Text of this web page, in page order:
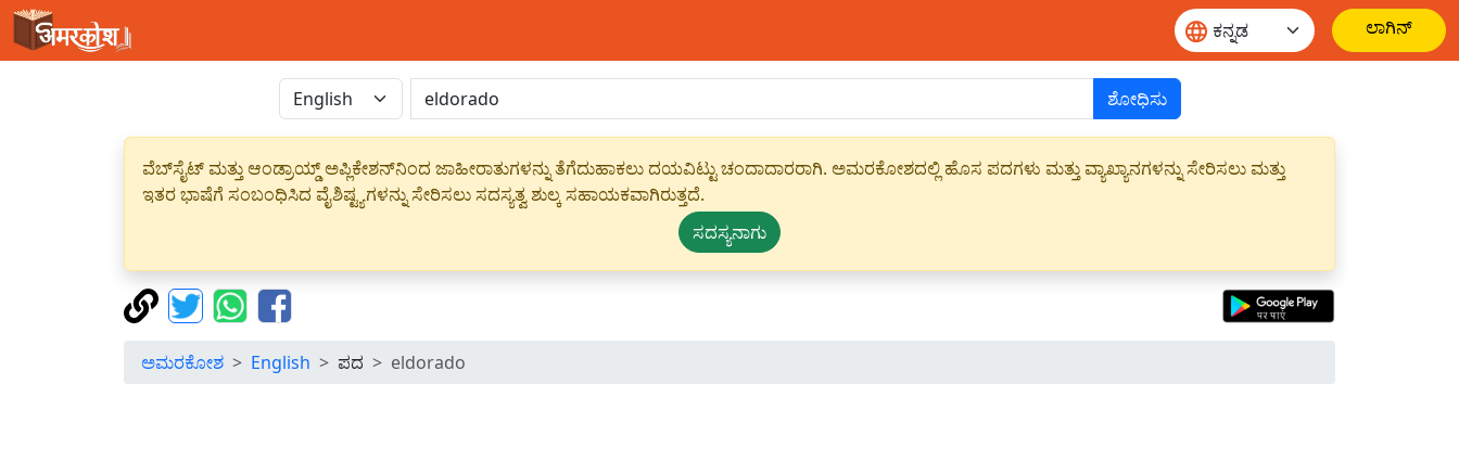
ಲಾಗಿನ್
ಶೋಧಿಸು
ವೆಬ್‌ಸೈಟ್ ಮತ್ತು ಆಂಡ್ರಾಯ್ಡ್ ಅಪ್ಲಿಕೇಶನ್‌ನಿಂದ ಜಾಹೀರಾತುಗಳನ್ನು ತೆಗೆದುಹಾಕಲು ದಯವಿಟ್ಟು ಚಂದಾದಾರರಾಗಿ. ಅಮರಕೋಶದಲ್ಲಿ ಹೊಸ ಪದಗಳು ಮತ್ತು ವ್ಯಾಖ್ಯಾನಗಳನ್ನು ಸೇರಿಸಲು ಮತ್ತು
ಇತರ ಭಾಷೆಗೆ ಸಂಬಂಧಿಸಿದ ವೈಶಿಷ್ಟ್ಯಗಳನ್ನು ಸೇರಿಸಲು ಸದಸ್ಯತ್ವ ಶುಲ್ಕ ಸಹಾಯಕವಾಗಿರುತ್ತದೆ.
ಸದಸ್ಯನಾಗು
ಅಮರಕೋಶ English ಪದ eldorado